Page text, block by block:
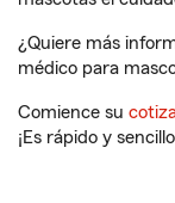
¿Quiere más
médico para
Comience su
¡Es rápido y